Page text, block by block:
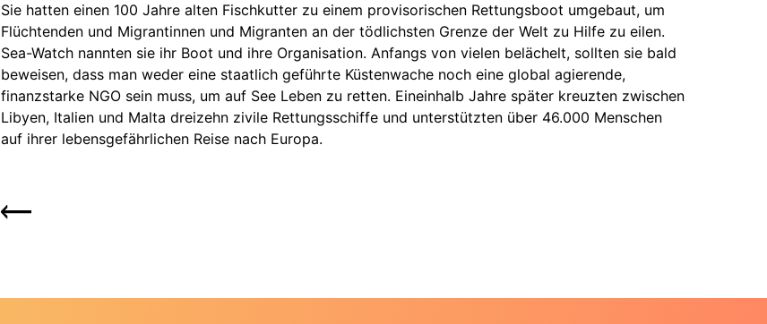
Sie hatten einen 100 Jahre alten Fischkutter zu einem provisorischen Rettungsboot umgebaut, um
Flüchtenden und Migrantinnen und Migranten an der tödlichsten Grenze der Welt zu Hilfe zu eilen.
Sea-Watch nannten sie ihr Boot und ihre Organisation. Anfangs von vielen belächelt, sollten sie bald
beweisen, dass man weder eine staatlich geführte Küstenwache noch eine global agierende,
finanzstarke NGO sein muss, um auf See Leben zu retten. Eineinhalb Jahre später kreuzten zwischen
Libyen, Italien und Malta dreizehn zivile Rettungsschiffe und unterstützten über 46.000 Menschen
auf ihrer lebensgefährlichen Reise nach Europa.